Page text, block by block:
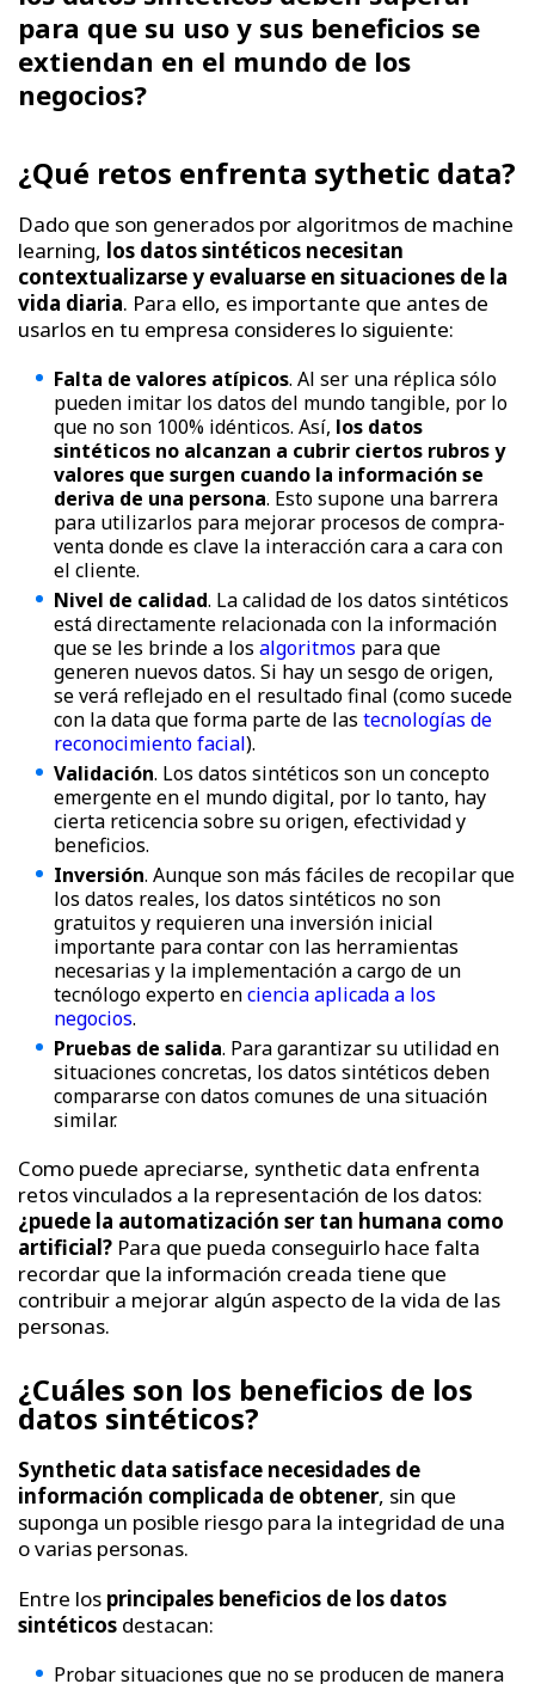
para que su uso y sus beneficios se
extiendan en el mundo de los
negocios?
¿Qué retos enfrenta sythetic data?
Dado que son generados por algoritmos de machine
learning, los datos sintéticos necesitan
contextualizarse y evaluarse en situaciones de la
vida diaria. Para ello, es importante que antes de
usarlos en tu empresa consideres lo siguiente:
Falta de valores atípicos. Al ser una réplica sólo
pueden imitar los datos del mundo tangible, por lo
que no son 100% idénticos. Así, los datos
sintéticos no alcanzan a cubrir ciertos rubros y
valores que surgen cuando la información se
deriva de una persona. Esto supone una barrera
para utilizarlos para mejorar procesos de compra-
venta donde es clave la interacción cara a cara con
el cliente.
Nivel de calidad. La calidad de los datos sintéticos
está directamente relacionada con la información
que se les brinde a los algoritmos para que
generen nuevos datos. Si hay un sesgo de origen,
se verá reflejado en el resultado final (como sucede
con la data que forma parte de las tecnologías de
reconocimiento facial).
Validación. Los datos sintéticos son un concepto
emergente en el mundo digital, por lo tanto, hay
cierta reticencia sobre su origen, efectividad y
beneficios.
Inversión. Aunque son más fáciles de recopilar que
los datos reales, los datos sintéticos no son
gratuitos y requieren una inversión inicial
importante para contar con las herramientas
necesarias y la implementación a cargo de un
tecnólogo experto enciencia aplicada a los
negocios.
Pruebas de salida. Para garantizar su utilidad en
situaciones concretas, los datos sintéticos deben
compararse con datos comunes de una situación
similar.
Como puede apreciarse, synthetic data enfrenta
retos vinculados a la representación de los datos:
¿puede la automatización ser tan humana como
artificial? Para que pueda conseguirlo hace falta
recordar que la información creada tiene que
contribuir a mejorar algún aspecto de la vida de las
personas.
¿Cuáles son los beneficios de los
datos sintéticos?
Synthetic data satisface necesidades de
información complicada de obtener, sin que
suponga un posible riesgo para la integridad de una
o varias personas.
Entre los principales beneficios de los datos
sintéticos destacan:
Probar situaciones que no se producen de manera